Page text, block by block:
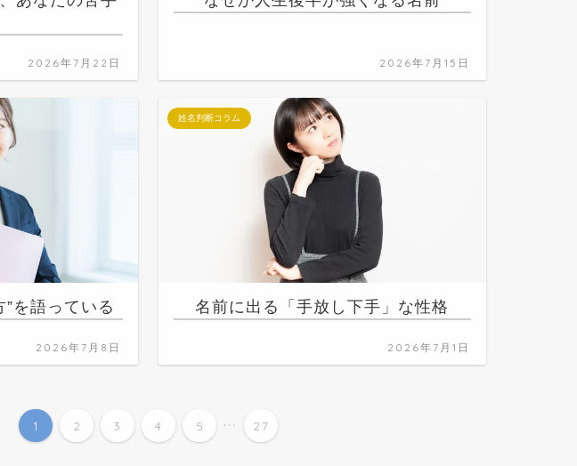
2026年7月22日 2026年7月15日
を語っている
2026年7月8日
姓名判断コラム
名前に出る「手放し下手」な性格
2026年7月1日
1 2 3 4 5 ... 27